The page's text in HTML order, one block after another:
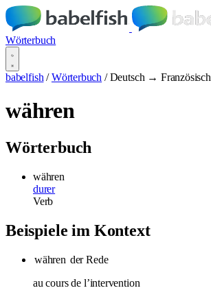
Wörterbuch
babelfish / Wörterbuch / Deutsch → Französisch
währen
Wörterbuch
währen
durer
Verb
Beispiele im Kontext
währen der Rede
au cours de l’intervention